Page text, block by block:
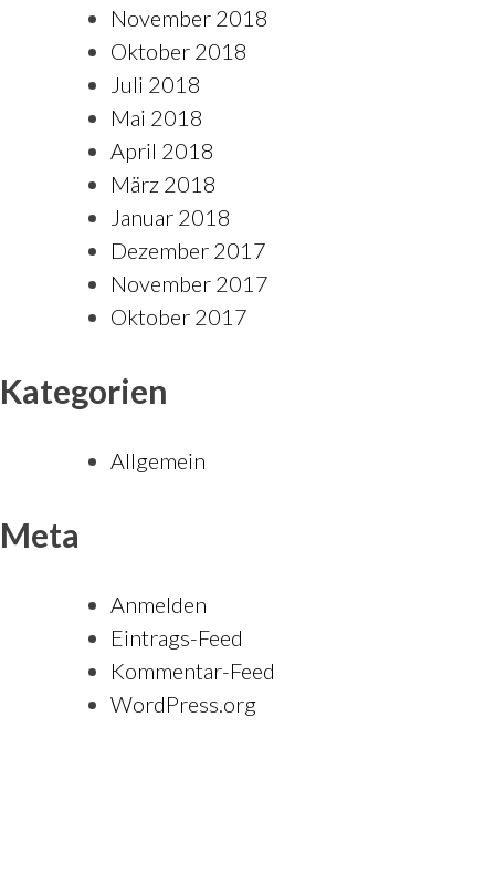
November 2018
Oktober 2018
Juli 2018
Mai 2018
April 2018
März 2018
Januar 2018
Dezember 2017
November 2017
Oktober 2017
Kategorien
Allgemein
Meta
Anmelden
Eintrags-Feed
Kommentar-Feed
WordPress.org